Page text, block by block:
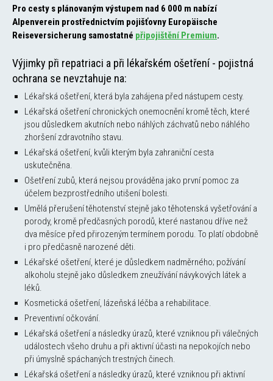
Pro cesty s plánovaným výstupem nad 6 000 m nabízí
Alpenverein prostřednictvím pojišťovny Europäische
Reiseversicherung samostatné připojištění Premium.
Výjimky při repatriaci a při lékařském ošetření - pojistná
ochrana se nevztahuje na:
Lékařská ošetření, která byla zahájena před nástupem cesty.
Lékařská ošetření chronických onemocnění kromě těch, které
jsou důsledkem akutních nebo náhlých záchvatů nebo náhlého
zhoršení zdravotního stavu.
Lékařská ošetření, kvůli kterým byla zahraniční cesta
uskutečněna.
Ošetření zubů, která nejsou prováděna jako první pomoc za
účelem bezprostředního utišení bolesti.
Umělá přerušení těhotenství stejně jako těhotenská vyšetřování a
porody, kromě předčasných porodů, které nastanou dříve než
dva měsíce před přirozeným termínem porodu. To platí obdobně
i pro předčasně narozené děti.
Lékařské ošetření, které je důsledkem nadměrného; požívání
alkoholu stejně jako důsledkem zneužívání návykových látek a
léků.
Kosmetická ošetření, lázeňská léčba a rehabilitace.
Preventivní očkování.
Lékařská ošetření a následky úrazů, které vzniknou při válečných
událostech všeho druhu a při aktivní účasti na nepokojích nebo
při úmyslně spáchaných trestných činech.
Lékařská ošetření a následky úrazů, které vzniknou při aktivní